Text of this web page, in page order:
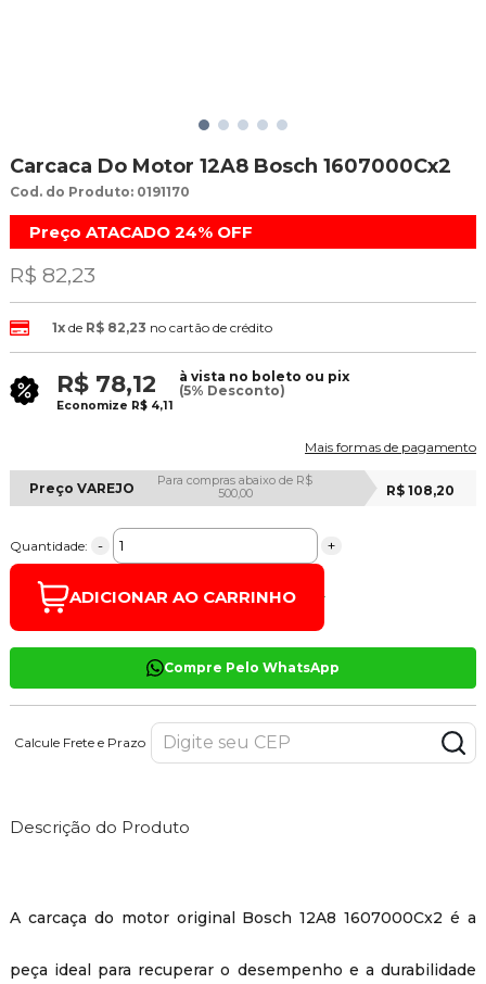
Carcaca Do Motor 12A8 Bosch 1607000Cx2
Cod. do Produto: 0191170
Preço ATACADO 24% OFF
R$ 82,23
1xde R$ 82,23 no cartão de crédito
R$ 78,12
à vista no boleto ou pix
(5% Desconto)
Economize R$ 4,11
Mais formas de pagamento
Preço VAREJO
Para compras abaixo de R$
500,00
R$ 108,20
Quantidade: - +
ADICIONAR AO CARRINHO
Compre Pelo WhatsApp
Calcule Frete e Prazo
Descrição do Produto
A carcaça do motor original Bosch 12A8 1607000Cx2 é a
peça ideal para recuperar o desempenho e a durabilidade